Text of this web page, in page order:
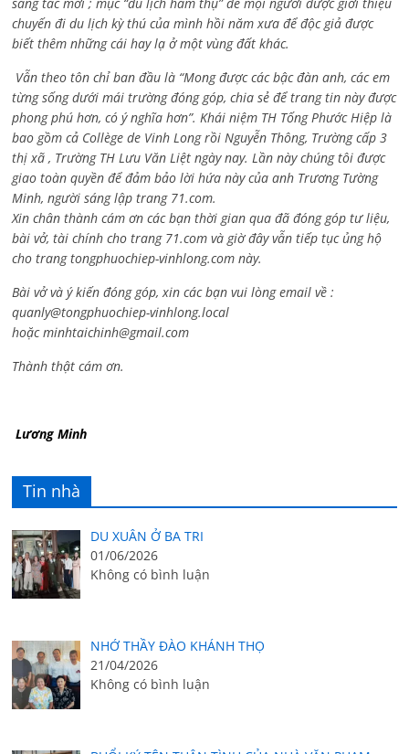
chuyến đi du lịch kỳ thú của mình hồi năm xưa để độc giả được
biết thêm những cái hay lạ ở một vùng đất khác.
Vẫn theo tôn chỉ ban đầu là “Mong được các bậc đàn anh, các em
từng sống dưới mái trường đóng góp, chia sẻ để trang tin này được
phong phú hơn, có ý nghĩa hơn”. Khái niệm TH Tống Phước Hiệp là
bao gồm cả Collège de Vinh Long rồi Nguyễn Thông, Trường cấp 3
thị xã , Trường TH Lưu Văn Liệt ngày nay. Lần này chúng tôi được
giao toàn quyền để đảm bảo lời hứa này của anh Trương Tường
Minh, người sáng lập trang 71.com.
Xin chân thành cám ơn các bạn thời gian qua đã đóng góp tư liệu,
bài vở, tài chính cho trang 71.com và giờ đây vẫn tiếp tục ủng hộ
cho trang tongphuochiep-vinhlong.com này.
Bài vở và ý kiến đóng góp, xin các bạn vui lòng email về :
quanly@tongphuochiep-vinhlong.local
hoặcminhtaichinh@gmail.com
Thành thật cám ơn.
Lương Minh
Tin nhà
DU XUÂN Ở BA TRI
01/06/2026
Không có bình luận
NHỚ THẦY ĐÀO KHÁNH THỌ
21/04/2026
Không có bình luận